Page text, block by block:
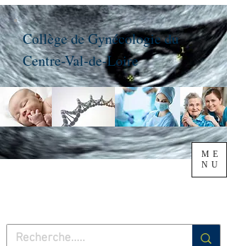
ME
NU
Collège de Gynécologie du
Centre-Val-de-Loire